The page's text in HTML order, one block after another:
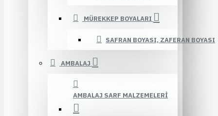
MÜREKKEP BOYALARI
SAFRAN BOYASI, ZAFERAN BOYASI
AMBALAJ
AMBALAJ SARF MALZEMELERI